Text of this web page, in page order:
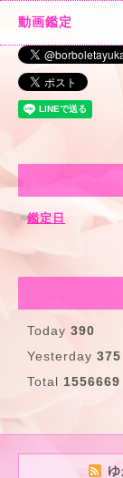
動画鑑定
鑑定日
Today 390
Yesterday 375
Total 1556669